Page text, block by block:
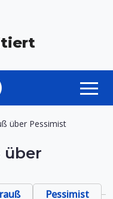
über Pessimist
über
Pessimist